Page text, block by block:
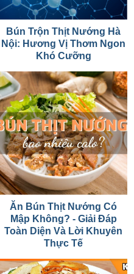
Bún Trộn Thịt Nướng Hà
Nội: Hương Vị Thơm Ngon
Khó Cưỡng
Ăn Bún Thịt Nướng Có
Mập Không? - Giải Đáp
Toàn Diện Và Lời Khuyên
Thực Tế